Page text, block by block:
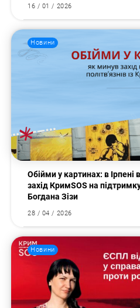
16 / 01 / 2026
Новини
Обійми у картинах: в Ірпені
захід КримSOS на
Богдана Зізи
28 / 04 / 2026
Новини